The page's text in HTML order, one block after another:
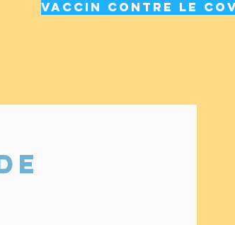
Vaccin contre le